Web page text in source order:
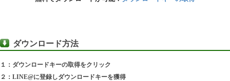
ダウンロード方法
１：ダウンロードキーの取得をクリック
２：LINE@に登録しダウンロードキーを獲得